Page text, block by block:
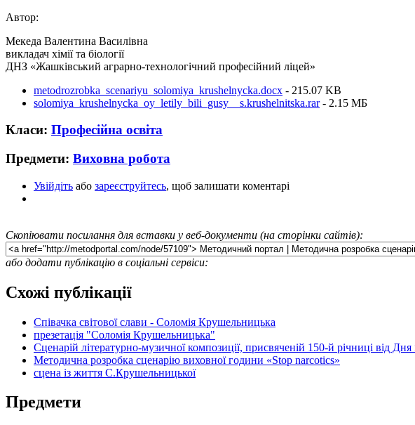
Автор:
Мекеда Валентина Василівна
викладач хімії та біології
ДНЗ «Жашківський аграрно-технологічний професійний ліцей»
metodrozrobka_scenariyu_solomiya_krushelnycka.docx - 215.07 KB
solomiya_krushelnycka_oy_letily_bili_gusy__s.krushelnitska.rar- 2.15 MБ
Класи: Професійна освіта
Предмети: Виховна робота
Увійдіть або зареєструйтесь, щоб залишати коментарі
Скопіювати посилання для вставки у веб-документи (на сторінки сайтів):
або додати публікацію в соціальні сервіси:
Схожі публікації
Співачка світової слави - Соломія Крушельницька
презетація "Соломія Крушельницька"
Сценарій літературно-музичної композиції, присвяченій 150-й річниці від
Методична розробка сценарію виховної години «Stop narcotics»
сцена із життя С.Крушельницької
Предмети